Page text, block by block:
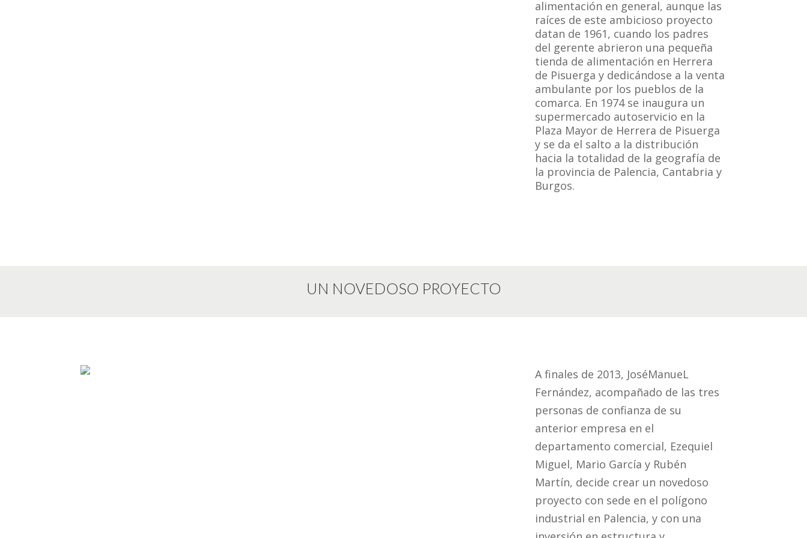
alimentación en general, aunque las
raíces de este ambicioso proyecto
datan de 1961, cuando los padres
del gerente abrieron una pequeña
tienda de alimentación en Herrera
de Pisuerga y dedicándose a la venta
ambulante por los pueblos de la
comarca. En 1974 se inaugura un
supermercado autoservicio en la
Plaza Mayor de Herrera de Pisuerga
y se da el salto a la distribución
hacia la totalidad de la geografía de
la provincia de Palencia, Cantabria y
Burgos.
UN NOVEDOSO PROYECTO
A finales de 2013, JoséManueL
Fernández, acompañado de las tres
personas de confianza de su
anterior empresa en el
departamento comercial, Ezequiel
Miguel, Mario García y Rubén
Martín, decide crear un novedoso
proyecto con sede en el polígono
industrial en Palencia, y con una